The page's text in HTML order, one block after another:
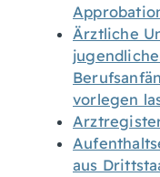
Ärztliche
vorlegen
aus